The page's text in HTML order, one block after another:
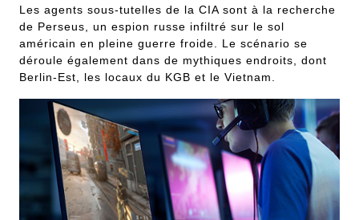
Les agents sous-tutelles de la CIA sont à la recherche
de Perseus, un espion russe infiltré sur le sol
américain en pleine guerre froide. Le scénario se
déroule également dans de mythiques endroits, dont
Berlin-Est, les locaux du KGB et le Vietnam.